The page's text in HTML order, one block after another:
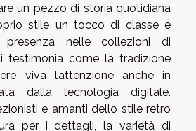
un pezzo di storia quotidiana
stile un tocco di classe e
nelle collezioni di
testimonia come la tradizione
viva l’attenzione anche in
dalla tecnologia digitale.
e amanti dello stile retro
per i dettagli, la varietà di